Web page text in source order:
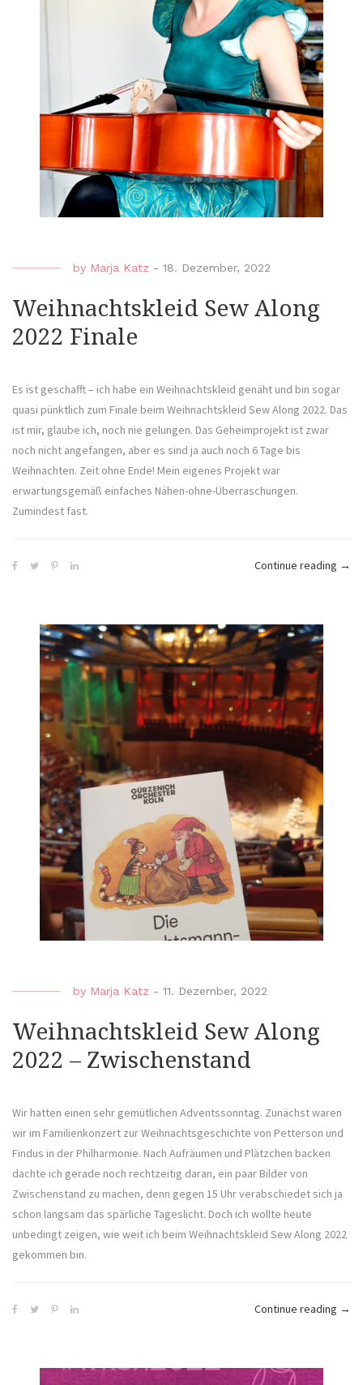
by Marja Katz - 18. Dezember, 2022
Weihnachtskleid Sew Along
2022 Finale
Es ist geschafft – ich habe ein Weihnachtskleid genäht und bin sogar
quasi pünktlich zum Finale beim Weihnachtskleid Sew Along 2022. Das
ist mir, glaube ich, noch nie gelungen. Das Geheimprojekt ist zwar
noch nicht angefangen, aber es sind ja auch noch 6 Tage bis
Weihnachten. Zeit ohne Ende! Mein eigenes Projekt war
erwartungsgemäß einfaches Nähen-ohne-Überraschungen.
Zumindest fast.
Continue reading →
by Marja Katz - 11. Dezember, 2022
Weihnachtskleid Sew Along
2022 – Zwischenstand
Wir hatten einen sehr gemütlichen Adventssonntag. Zunächst waren
wir im Familienkonzert zur Weihnachtsgeschichte von Petterson und
Findus in der Philharmonie. Nach Aufräumen und Plätzchen backen
dachte ich gerade noch rechtzeitig daran, ein paar Bilder von
Zwischenstand zu machen, denn gegen 15 Uhr verabschiedet sich ja
schon langsam das spärliche Tageslicht. Doch ich wollte heute
unbedingt zeigen, wie weit ich beim Weihnachtskleid Sew Along 2022
gekommen bin.
Continue reading →